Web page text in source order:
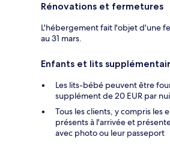
Rénovations et fermetures
L'hébergement fait l'objet d'une
au 31 mars.
Enfants et lits
Les lits-bébé peuvent être
supplément de 20 EUR par
Tous les clients, y compris les
présents à l'arrivée et
avec photo ou leur passeport